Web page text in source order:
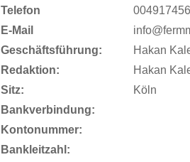
Telefon
E-Mail
Geschäftsführung:
Hakan
Redaktion:
Hakan
Sitz:
Köln
Bankverbindung:
Kontonummer:
Bankleitzahl: